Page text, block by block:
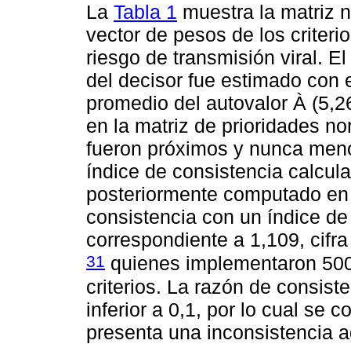
La Tabla 1 muestra la matriz
vector de pesos de los
riesgo de transmisión viral.
del decisor fue estimado con
promedio del autovalor À
en la matriz de prioridades
fueron próximos y nunca
índice de consistencia
posteriormente computado
consistencia con un índice
correspondiente a 1,109,
31 quienes implementaron
criterios. La razón de
inferior a 0,1, por lo cual se
presenta una inconsistencia